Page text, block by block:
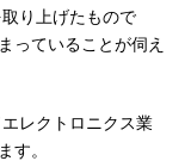
り上げたもので
っていることが伺え
レクトロニクス業
す。